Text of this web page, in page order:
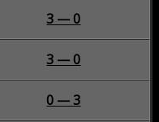
3 — 0
3 — 0
0 — 3